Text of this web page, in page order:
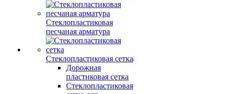
Стеклопластиковая
песчаная арматура
Стеклопластиковая сетка
Дорожная
пластиковая сетка
Стеклопластиковая